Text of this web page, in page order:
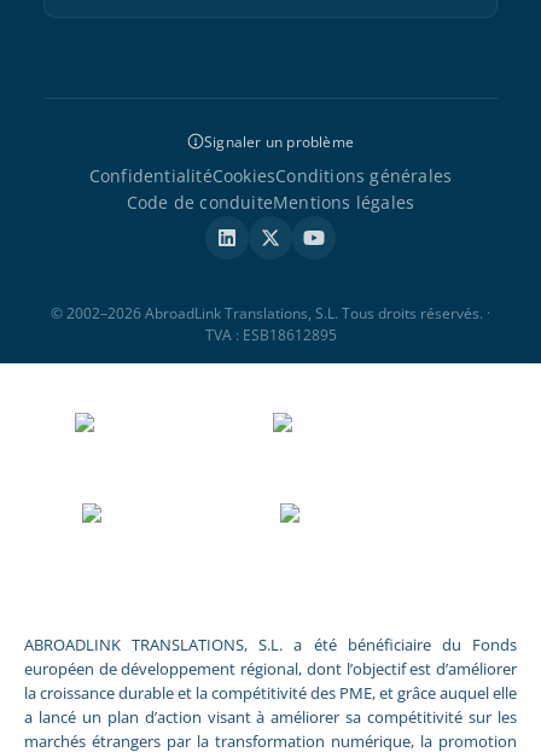
Signaler un problème
ConfidentialitéCookiesConditions générales
Code de conduiteMentions légales
© 2002–2026 AbroadLink Translations, S.L. Tous droits réservés. ·
TVA : ESB18612895
ABROADLINK TRANSLATIONS, S.L. a été bénéficiaire du Fonds
européen de développement régional, dont l’objectif est d’améliorer
la croissance durable et la compétitivité des PME, et grâce auquel elle
a lancé un plan d’action visant à améliorer sa compétitivité sur les
marchés étrangers par la transformation numérique, la promotion